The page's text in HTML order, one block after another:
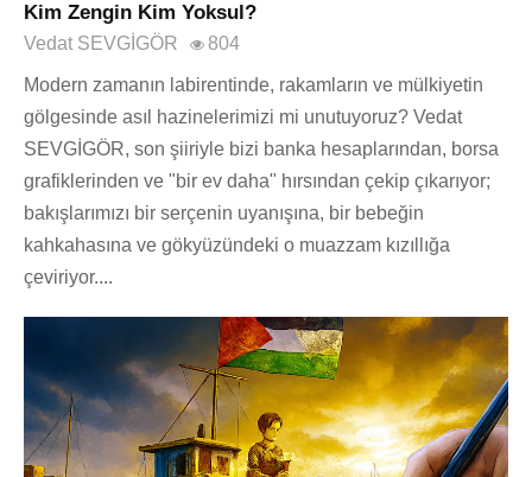
Kim Zengin Kim Yoksul?
Vedat SEVGİGÖR 804
Modern zamanın labirentinde, rakamların ve mülkiyetin
gölgesinde asıl hazinelerimizi mi unutuyoruz? Vedat
SEVGİGÖR, son şiiriyle bizi banka hesaplarından, borsa
grafiklerinden ve "bir ev daha" hırsından çekip çıkarıyor;
bakışlarımızı bir serçenin uyanışına, bir bebeğin
kahkahasına ve gökyüzündeki o muazzam kızıllığa
çeviriyor....